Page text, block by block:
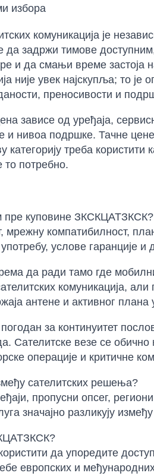
избора
комуникација је
задржи тимове
и да смањи време застоја
није увек најскупља; то је
преносивости и
зависе од уређаја,
и нивоа подршке. Тачне
категорију треба
то потребно.
пре куповине ЗКСКЦАТЗКСК?
мрежну компатибилност,
услове гаранције
да ради тамо где
комуникација,
антене и активног плана
за континуитет
Сателитске везе се
операције и критичне
сателитских решења?
пропусни опсег,
значајно разликују
да упоредите
европских и